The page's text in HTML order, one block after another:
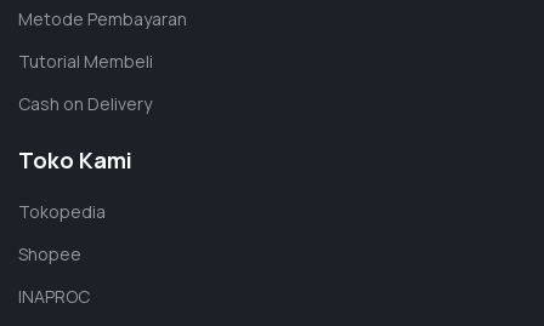
Metode Pembayaran
Tutorial Membeli
Cash on Delivery
Toko Kami
Tokopedia
Shopee
INAPROC